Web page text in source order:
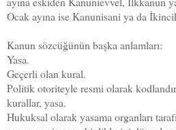
Ocak ayına ise Kanunisani ya da
Kanun sözcüğünün başka anlamları:
Yasa.
Geçerli olan kural.
Politik otoriteyle resmi olarak
kurallar, yasa.
Hukuksal olarak yasama organları